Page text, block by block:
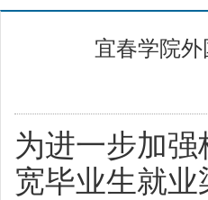
宜春学院
为进一步加
宽毕业生就